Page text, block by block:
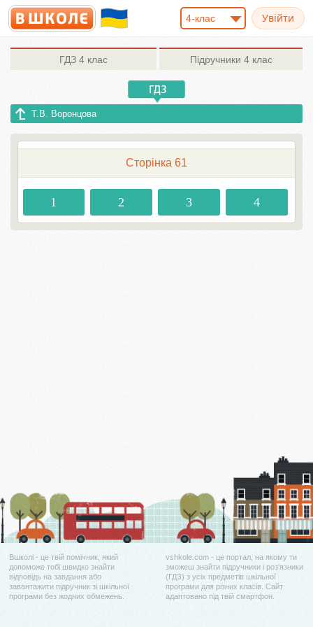
4-клас
ГДЗ 4 клас Підручники 4 клас
Т.В. Воронцова
Сторінка 61
1 2 3 4
Вшколі - це твій помічник, який
допоможе тобі швидко знайти
відповідь на завдання або
завантажити підручник зі шкільної
програми без жодних обмежень.
vshkole.com - це портал, на якому ти
зможеш знайти підручники і роз'язники
(ГДЗ) з усіх предметів шкільної
програми для різних класів. Сайт
адаптовано під твій смартфон.